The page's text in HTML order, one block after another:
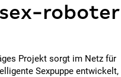
roboter
Projekt sorgt im Netz für
Sexpuppe entwickelt,